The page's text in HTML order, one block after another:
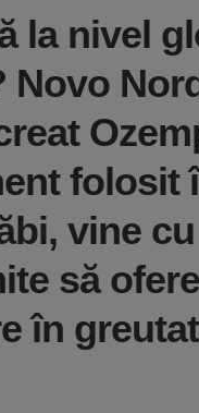
la nivel
Novo
folosit
vine
să
în